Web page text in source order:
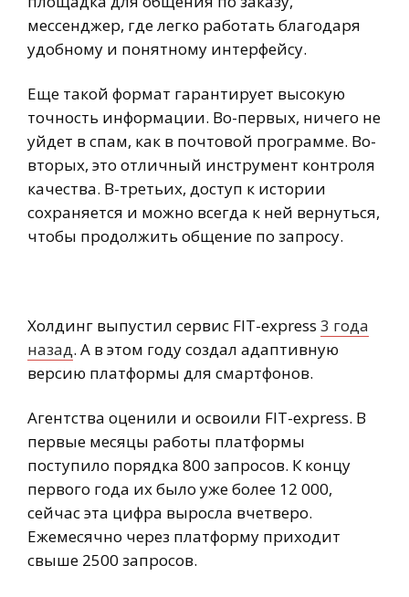
мессенджер, где легко работать благодаря
удобному и понятному интерфейсу.
Еще такой формат гарантирует высокую
точность информации. Во-первых, ничего не
уйдет в спам, как в почтовой программе. Во-
вторых, это отличный инструмент контроля
качества. В-третьих, доступ к истории
сохраняется и можно всегда к ней вернуться,
чтобы продолжить общение по запросу.
Холдинг выпустил сервис FIT-express 3 года
назад. А в этом году создал адаптивную
версию платформы для смартфонов.
Агентства оценили и освоили FIT-express. В
первые месяцы работы платформы
поступило порядка 800 запросов. К концу
первого года их было уже более 12 000,
сейчас эта цифра выросла вчетверо.
Ежемесячно через платформу приходит
свыше 2500 запросов.